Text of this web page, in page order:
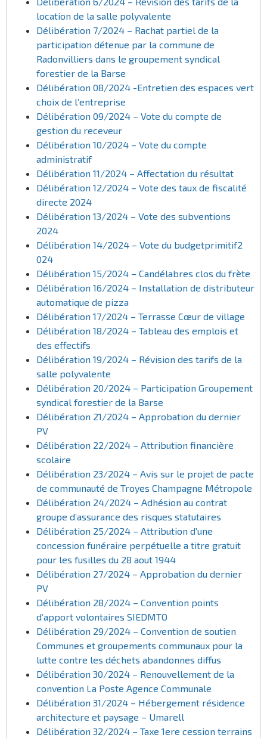
location de la salle polyvalente
Délibération 7/2024 – Rachat partiel de la
participation détenue par la commune de
Radonvilliers dans le groupement syndical
forestier de la Barse
Délibération 08/2024 -Entretien des espaces vert
choix de l’entreprise
Délibération 09/2024 – Vote du compte de
gestion du receveur
Délibération 10/2024 – Vote du compte
administratif
Délibération 11/2024 – Affectation du résultat
Délibération 12/2024 – Vote des taux de fiscalité
directe 2024
Délibération 13/2024 – Vote des subventions
2024
Délibération 14/2024 – Vote du budgetprimitif2
024
Délibération 15/2024 – Candélabres clos du frète
Délibération 16/2024 – Installation de distributeur
automatique de pizza
Délibération 17/2024 – Terrasse Cœur de village
Délibération 18/2024 – Tableau des emplois et
des effectifs
Délibération 19/2024 – Révision des tarifs de la
salle polyvalente
Délibération 20/2024 – Participation Groupement
syndical forestier de la Barse
Délibération 21/2024 – Approbation du dernier
PV
Délibération 22/2024 – Attribution financière
scolaire
Délibération 23/2024 – Avis sur le projet de pacte
de communauté de Troyes Champagne Métropole
Délibération 24/2024 – Adhésion au contrat
groupe d’assurance des risques statutaires
Délibération 25/2024 – Attribution d’une
concession funéraire perpétuelle a titre gratuit
pour les fusilles du 28 aout 1944
Délibération 27/2024 – Approbation du dernier
PV
Délibération 28/2024 – Convention points
d’apport volontaires SIEDMTO
Délibération 29/2024 – Convention de soutien
Communes et groupements communaux pour la
lutte contre les déchets abandonnes diffus
Délibération 30/2024 – Renouvellement de la
convention La Poste Agence Communale
Délibération 31/2024 – Hébergement résidence
architecture et paysage – Umarell
Délibération 32/2024 – Taxe 1ere cession terrains